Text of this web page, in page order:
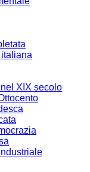
XIX secolo